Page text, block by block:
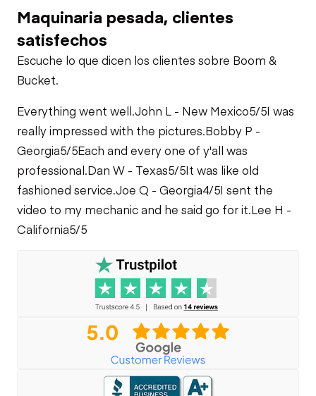
Maquinaria pesada, clientes
satisfechos
Escuche lo que dicen los clientes sobre Boom &
Bucket.
Everything went well.John L - New Mexico5/5I was
really impressed with the pictures.Bobby P -
Georgia5/5Each and every one of y'all was
professional.Dan W - Texas5/5It was like old
fashioned service.Joe Q - Georgia4/5I sent the
video to my mechanic and he said go for it.Lee H -
California5/5